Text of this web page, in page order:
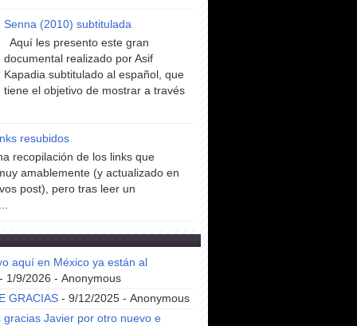
Senna (2010) subtitulada
Aquí les presento este gran
documental realizado por Asif
Kapadia subtitulado al español, que
tiene el objetivo de mostrar a través
resubidos
recopilación de los links que
amablemente (y actualizado en
post), pero tras leer un
aquí en México ya están al
1/9/2026 - Anonymous
GRACIAS - 9/12/2025 - Anonymous
gracias Javier por otro nuevo e